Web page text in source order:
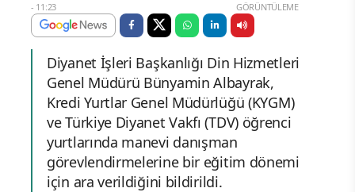
- 11:23
GÖRÜNTÜLEME
Diyanet İşleri Başkanlığı Din Hizmetleri
Genel Müdürü Bünyamin Albayrak,
Kredi Yurtlar Genel Müdürlüğü (KYGM)
ve Türkiye Diyanet Vakfı (TDV) öğrenci
yurtlarında manevi danışman
görevlendirmelerine bir eğitim dönemi
için ara verildiğini bildirildi.